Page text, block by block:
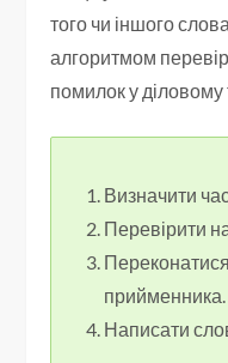
того чи іншого
алгоритмом
помилок у діловому
Визначити
Перевірити
Переконатися
прийменника.
Написати